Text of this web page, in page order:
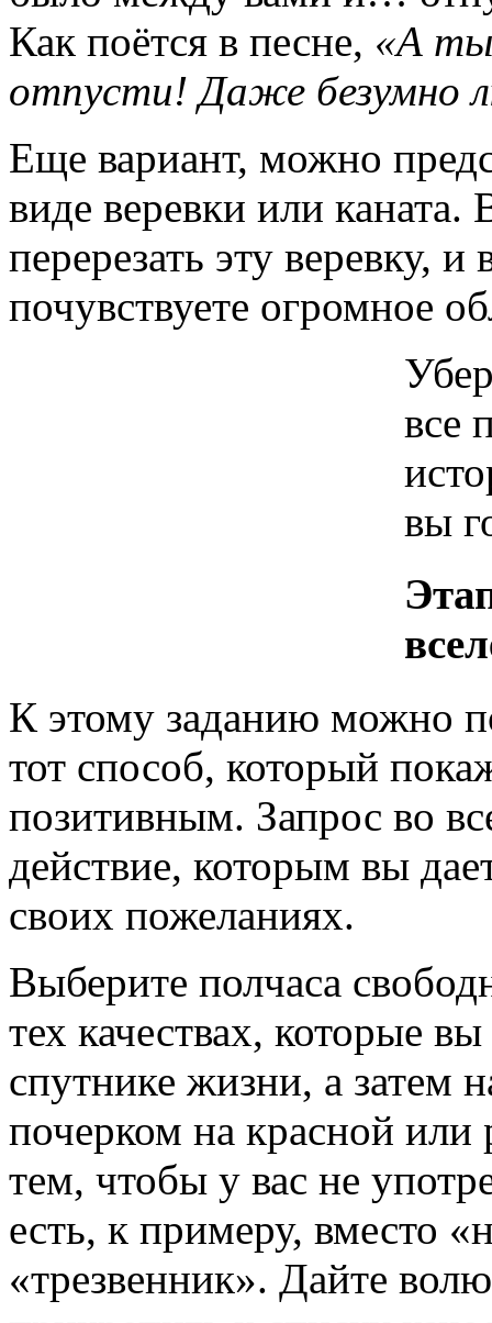
Как поётся в песне, «А
отпусти! Даже безумно
Еще вариант, можно
виде веревки или
перерезать эту веревку,
почувствуете огромное
все
вы
К этому заданию можно
тот способ, который
позитивным. Запрос во
действие, которым вы
своих пожеланиях.
Выберите полчаса
тех качествах, которые
спутнике жизни, а затем
почерком на красной или
тем, чтобы у вас не
есть, к примеру, вместо
«трезвенник». Дайте